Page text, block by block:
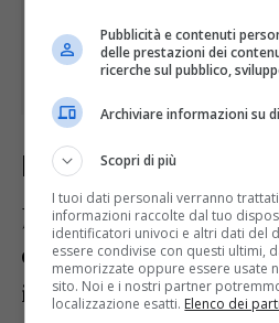
La lotta fino
Jarry non è più tanto
ora è lui ad andare
il diritto,e aumentano
Pubblicità e contenuti
delle prestazioni dei
ricerche sul pubblico,
Archiviare informazioni su
Scopri di più
I tuoi dati personali verranno
informazioni raccolte dal tuo
identificatori univoci e altri dati del
essere condivise con questi ultimi,
memorizzate oppure essere usate
sito. Noi e i nostri partner
localizzazione esatti. Elenco dei